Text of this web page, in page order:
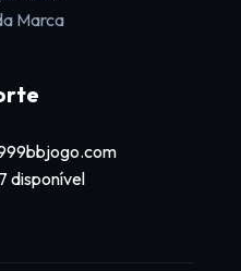
Marca
disponível